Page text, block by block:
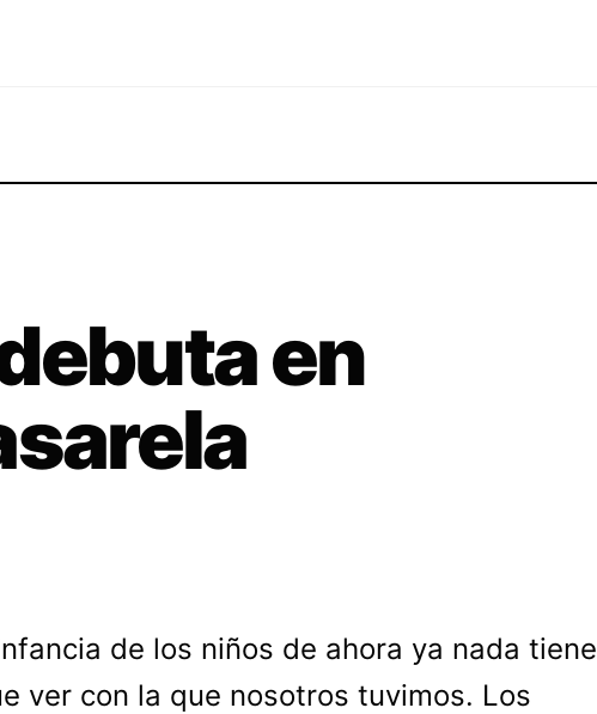
en
de los niños de ahora ya nada tiene
ver con la que nosotros tuvimos. Los